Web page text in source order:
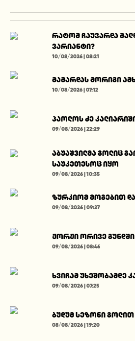
რატომ ჩაუვარდა
ვარიანტი?
10/08/2026 | 08:21
მამარდას მორიგი
10/08/2026 | 07:12
პაოლოს ძე
09/08/2026 | 22:29
აბუაშვილმა გოლიც
საუკეთესოც იყო
09/08/2026 | 10:35
ზურკიომ მოგებით
09/08/2026 | 09:27
ჟორჟი ორივე გუნდში
09/08/2026 | 08:46
ხვიჩამ უხეშობამდე
09/08/2026 | 07:25
ბუდუმ სეზონი გოლით
08/08/2026 | 19:20